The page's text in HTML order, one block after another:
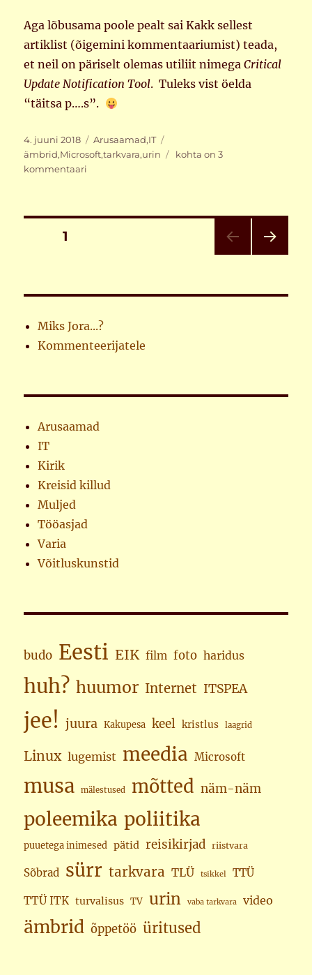
Aga lõbusama poole pealt sai Kakk sellest
artiklist (õigemini kommentaariumist) teada,
et neil on päriselt olemas utiliit nimegaCritical
Update Notification Tool. Tuleks vist öelda
“täitsa p….s”.
Postitatud
4. juuni 2018 Rubriigid
Arusaamad,IT
ämbrid,Microsoft,tarkvara,urin
Mõned
kohta on 3
kommentaari
Postituste
LEHT1
LK
Miks Jora...?
Kommenteerijatele
Arusaamad
IT
Kirik
Kreisid killud
Muljed
Tööasjad
Varia
Võitluskunstid
budo Eesti EIK film foto haridus
huh? huumor Internet ITSPEA
jee! juura Kakupesa keel kristlus laagrid
Linux lugemist meedia Microsoft
musa mälestused mõtted näm-näm
poleemika poliitika
puuetega inimesed pätid reisikirjad riistvara
Sõbrad sürr tarkvara TLÜ tsikkel TTÜ
TTÜ ITK turvalisus TV urin vaba tarkvara video
ämbrid õppetöö üritused